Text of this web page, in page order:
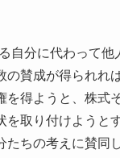
自分に代わって
の賛成が得られれ
を得ようと、株式
を取り付けようと
たちの考えに賛同